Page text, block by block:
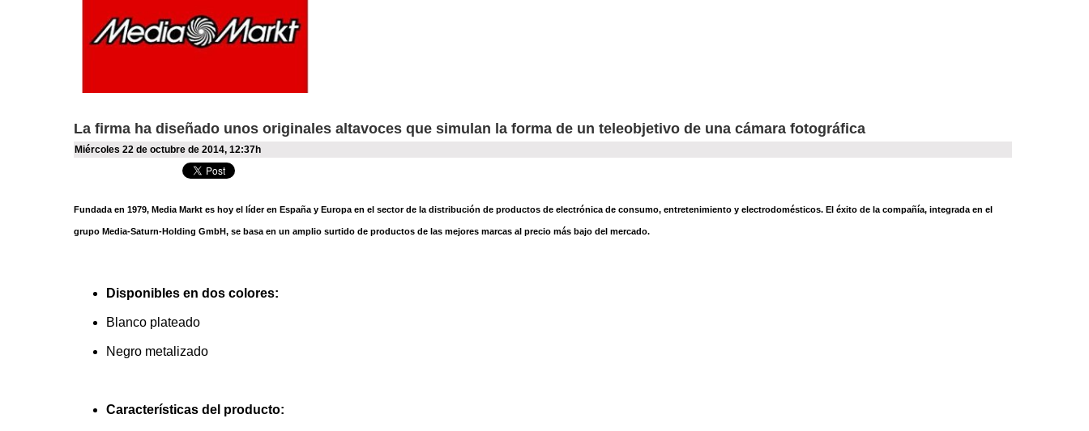
La firma ha diseñado unos originales altavoces que simulan la forma de un teleobjetivo de una cámara fotográfica
miércoles 22 de octubre de 2014, 12:37h
Fundada en 1979, Media Markt es hoy el líder en España y Europa en el sector de la distribución de productos de electrónica de consumo, entretenimiento y electrodomésticos. El éxito de la compañía, integrada en el
grupo Media-Saturn-Holding GmbH, se basa en un amplio surtido de productos de las mejores marcas al precio más bajo del mercado.
Disponibles en dos colores:
Blanco plateado
Negro metalizado
Características del producto: